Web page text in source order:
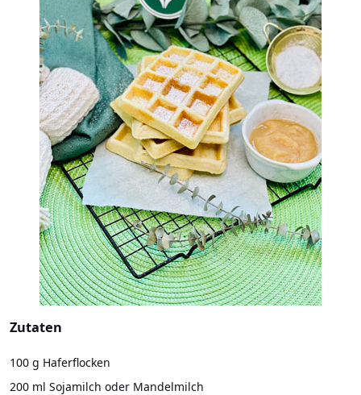
Zutaten
100 g Haferflocken
200 ml Sojamilch oder Mandelmilch